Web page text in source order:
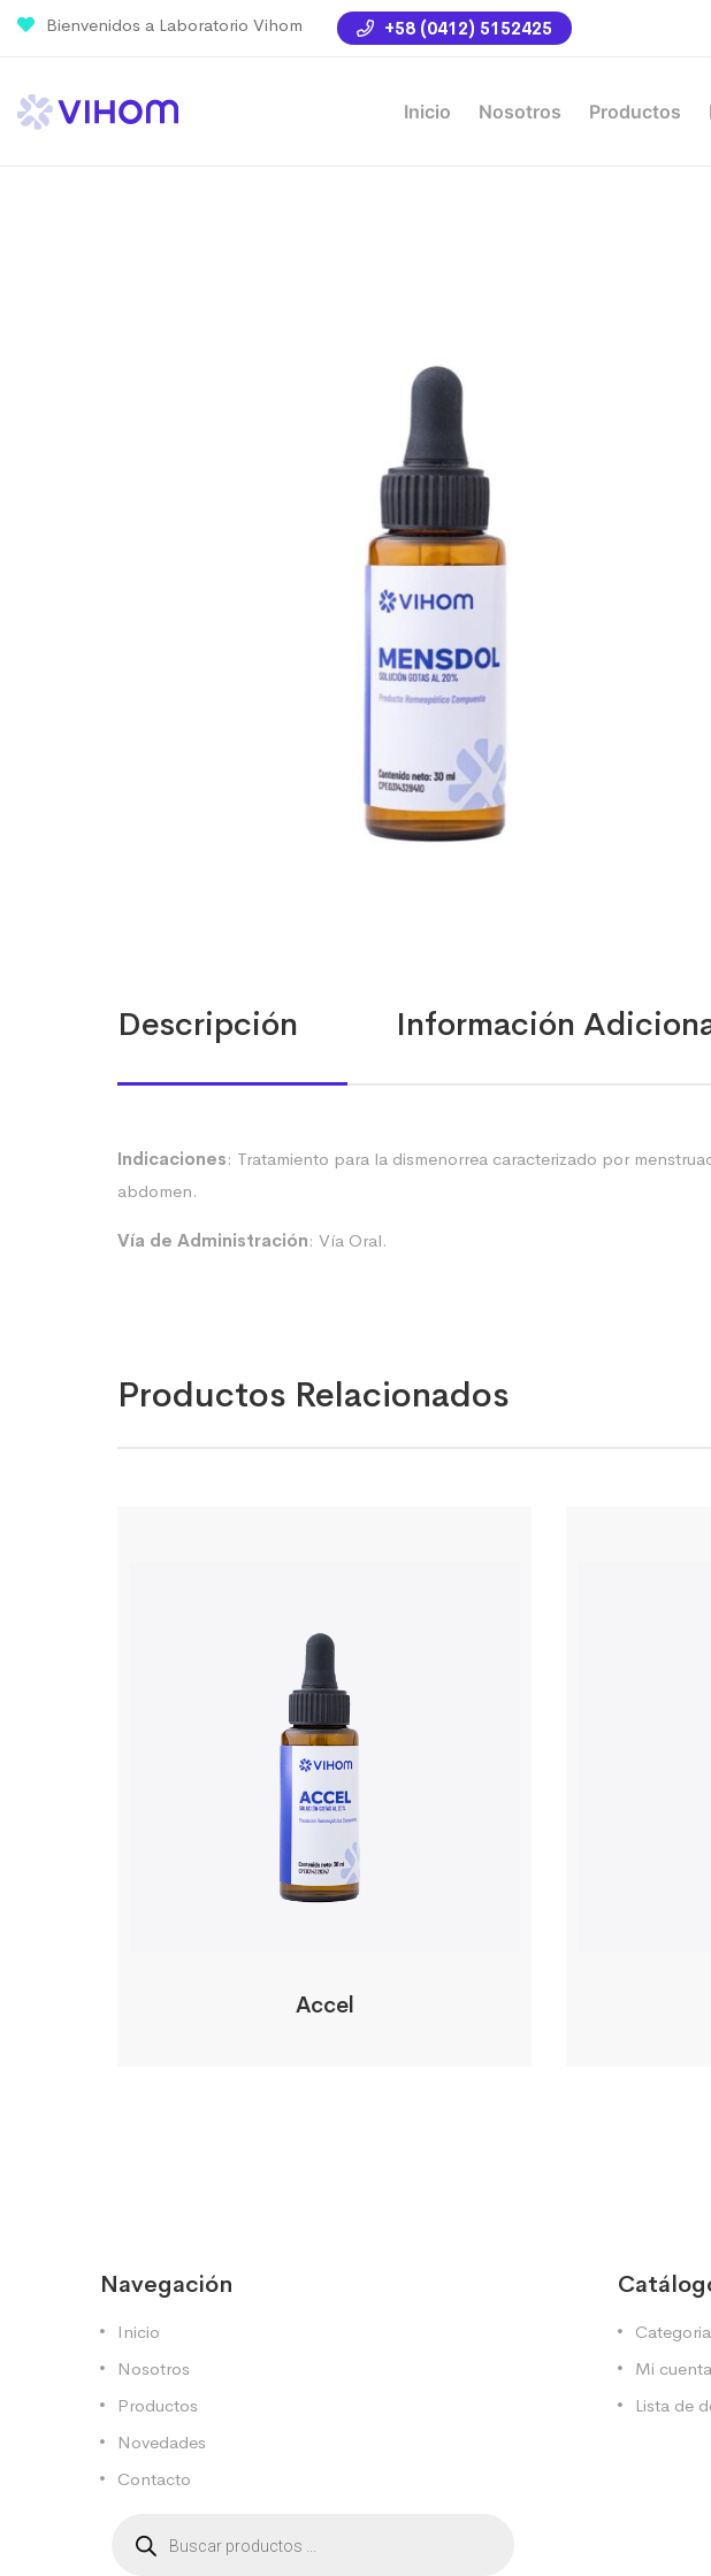
Bienvenidos a Laboratorio Vihom +58 (0412) 5152425
Inicio Nosotros Productos
Descripción Información
Indicaciones: Tratamiento para la dismenorrea caracterizado por
abdomen.
Vía de Administración: Vía Oral.
Productos Relacionados
Accel
Navegación
Inicio
Nosotros
Productos
Novedades
Contacto
Mi cuenta
Lista de